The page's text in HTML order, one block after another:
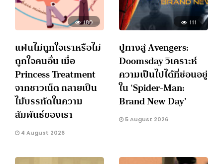
180
แฟนไม่ถูกใจเราหรือไม่
ถูกใจคนอื่น เมื่อ
Princess Treatment
จากชาวเน็ต กลายเป็น
ไม้บรรทัดในความ
สัมพันธ์ของเรา
4 August 2026
111
ปูทางสู่ Avengers:
Doomsday วิเคราะห์
ความเป็นไปได้ที่ซ่อนอยู่
ใน ‘Spider-Man:
Brand New Day’
5 August 2026